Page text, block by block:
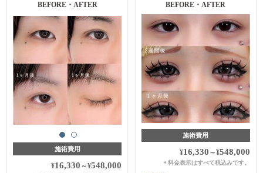
施術前・1ヵ月後
施術費用
¥16,330 ～¥548,000
BEFORE・AFTER
施術費用
¥16,330 ～¥548,000
＊ 料金表示はすべて税込みです。